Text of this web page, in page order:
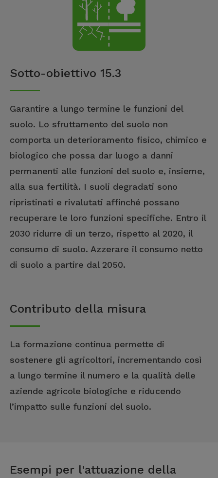
Sotto-obiettivo 15.3
Garantire a lungo termine le funzioni del
suolo. Lo sfruttamento del suolo non
comporta un deterioramento fisico, chimico e
biologico che possa dar luogo a danni
permanenti alle funzioni del suolo e, insieme,
alla sua fertilità. I suoli degradati sono
ripristinati e rivalutati affinché possano
recuperare le loro funzioni specifiche. Entro il
2030 ridurre di un terzo, rispetto al 2020, il
consumo di suolo. Azzerare il consumo netto
di suolo a partire dal 2050.
Contributo della misura
La formazione continua permette di
sostenere gli agricoltori, incrementando così
a lungo termine il numero e la qualità delle
aziende agricole biologiche e riducendo
l’impatto sulle funzioni del suolo.
Esempi per l'attuazione della